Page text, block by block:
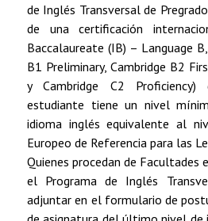
de Inglés Transversal de
de una certificación
Baccalaureate (IB) – Language
B1 Preliminary, Cambridge B2
y Cambridge C2
estudiante tiene un nivel
idioma inglés equivalente al
Europeo de Referencia para las
Quienes procedan de Facultades
el Programa de Inglés
adjuntar en el formulario de